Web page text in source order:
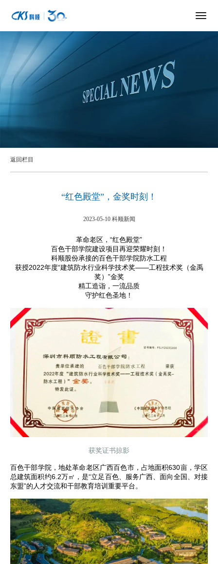
返回栏目
“红色殿堂”，金奖时刻！
2023-05-10 科顺新闻
革命老区，“红色殿堂”
百色干部学院建设项目再迎荣耀时刻！
科顺股份承接的百色干部学院防水工程
获授2022年度“建筑防水行业科学技术奖——工程技术奖（金禹
奖）”金奖
精工造诣，一流品质
守护红色圣地！
获奖证书掠影
百色干部学院，地处革命老区广西百色市，占地面积630亩，学区
总建筑面积约6.2万㎡，是“立足百色、服务广西、面向全国、对接
东盟”的人才交流和干部教育培训重要平台。